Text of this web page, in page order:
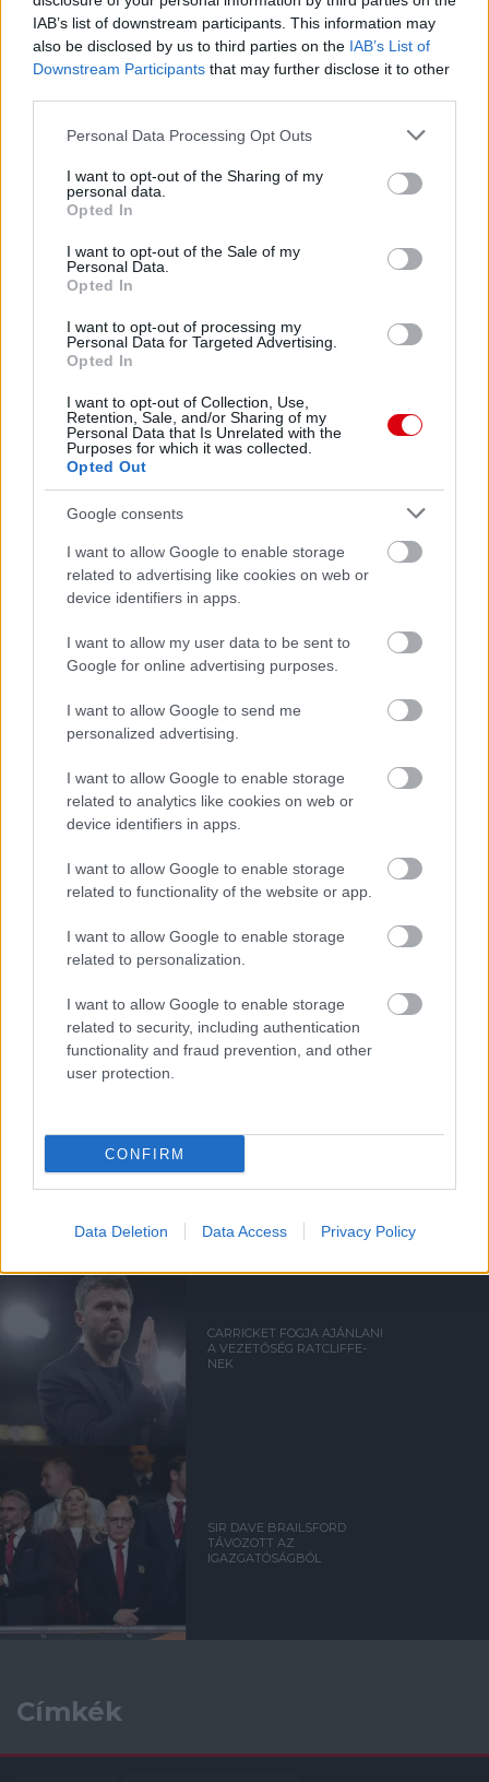
IAB’s list of downstream participants. This information may
also be disclosed by us to third parties on the IAB’s List of
Downstream Participants that may further disclose it to other
Please note that this website/app uses one or more Google
not limited to your visit or usage behaviour. You may click to
grant or deny consent to Google and its third-party tags to
use your data for below specified purposes in below Google
consent section.
Personal Data Processing Opt Outs
I want to opt-out of the Sharing of my
personal data.
Opted In
I want to opt-out of the Sale of my
Personal Data.
Opted In
I want to opt-out of processing my
Personal Data for Targeted Advertising.
Opted In
I want to opt-out of Collection, Use,
Retention, Sale, and/or Sharing of my
Personal Data that Is Unrelated with the
Purposes for which it was collected.
Opted Out
Google consents
I want to allow Google to enable storage
related to advertising like cookies on web or
device identifiers in apps.
I want to allow my user data to be sent to
Google for online advertising purposes.
I want to allow Google to send me
personalized advertising.
I want to allow Google to enable storage
related to analytics like cookies on web or
device identifiers in apps.
I want to allow Google to enable storage
related to functionality of the website or app.
I want to allow Google to enable storage
related to personalization.
I want to allow Google to enable storage
related to security, including authentication
functionality and fraud prevention, and other
user protection.
CONFIRM
Data Deletion Data Access Privacy Policy
Meccs Center
Paris Saint-Germainvs
Manchester United
Felkészülési szezon 4. mérkőzés
Nya Ullevi, Göteborg
1 nap 23 óra 8 perc 57 másodperc
vsManchester United
ELŐZŐ MÉRKŐZÉSEK
Támogatás
Támogasd adományoddal
Kapcsolódó hírek
MANCHESTER UNITED
CARRICKET FOGJA AJÁNLANI
A VEZETŐSÉG RATCLIFFE-
NEK
SIR DAVE BRAILSFORD
TÁVOZOTT AZ
IGAZGATÓSÁGBÓL
Címkék